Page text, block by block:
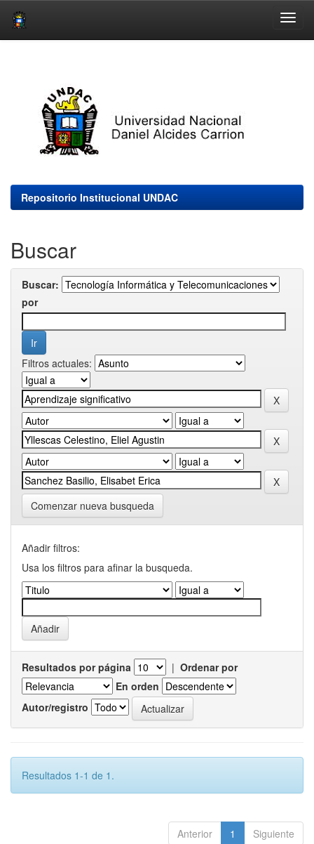
Repositorio Institucional UNDAC
Buscar
Buscar:
por
Filtros actuales:
Comenzar nueva busqueda
Añadir filtros:
Usa los filtros para afinar la busqueda.
Resultados por página | Ordenar por
En orden
Autor/registro
Resultados 1-1 de 1.
Anterior 1 Siguiente